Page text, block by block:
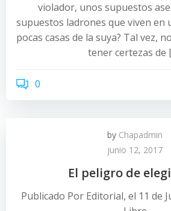
violador, unos supuestos
supuestos ladrones que viven en
pocas casas de la suya? Tal vez,
tener certezas de
0
by Chapadmin
junio 12, 2017
El peligro de
Publicado Por Editorial, el 11 de